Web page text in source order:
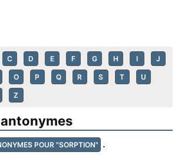
C D E F G H I J
O P Q R S T U
Z
POUR "SORPTION" .